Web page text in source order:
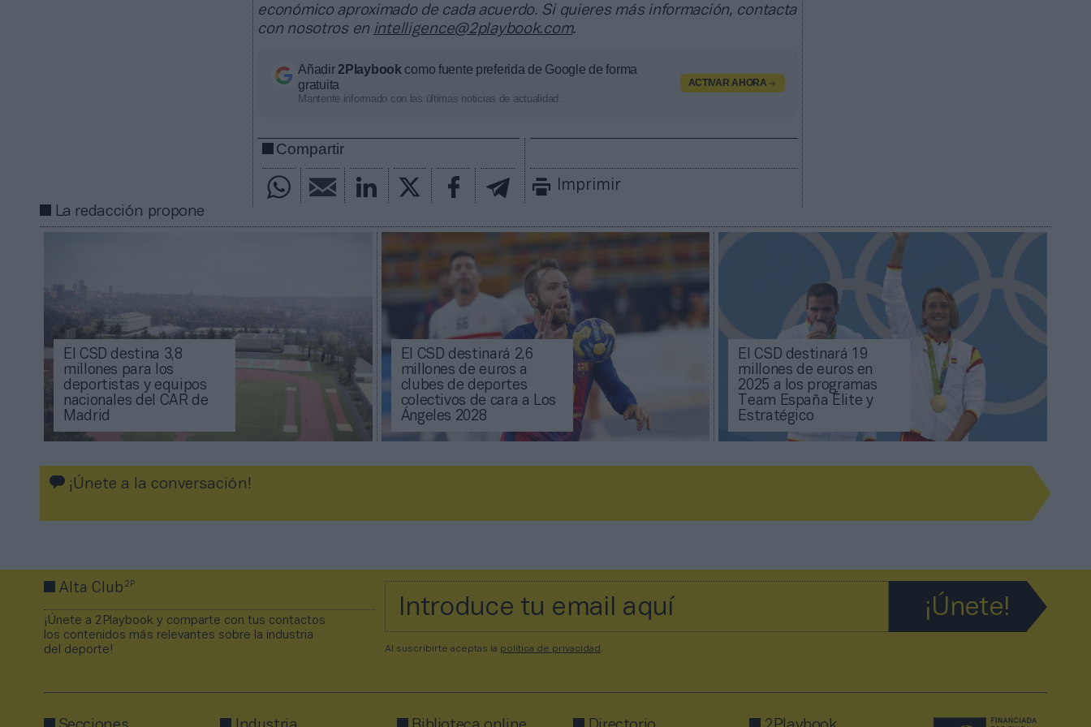
económico aproximado de cada acuerdo. Si quieres más información, contacta
con nosotros en intelligence@2playbook.com.
Añadir2Playbook como fuente preferida de Google de forma
gratuita
Mantente informado con las últimas noticias de actualidad.
ACTIVAR AHORA
Compartir
Imprimir
La redacción propone
El CSD destina 3,8
millones para los
deportistas y equipos
nacionales del CAR de
Madrid
El CSD destinará 2,6
millones de euros a
clubes de deportes
colectivos de cara a Los
Ángeles 2028
El CSD destinará 19
millones de euros en
2025 a los programas
Team España Élite y
Estratégico
¡Únete a la conversación!
Alta Club2P
¡Únete a 2Playbook y comparte con tus contactos
los contenidos más relevantes sobre la industria
del deporte!
Al suscribirte aceptas la política de privacidad